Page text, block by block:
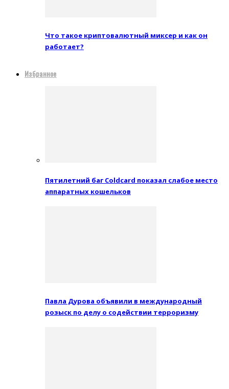
Что такое криптовалютный миксер и как он
работает?
Избранное
Пятилетний баг Coldcard показал слабое место
аппаратных кошельков
Павла Дурова объявили в международный
розыск по делу о содействии терроризму